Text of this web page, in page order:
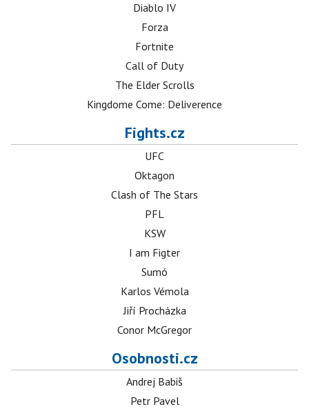
Diablo IV
Forza
Fortnite
Call of Duty
The Elder Scrolls
Kingdome Come: Deliverence
Fights.cz
UFC
Oktagon
Clash of The Stars
PFL
KSW
I am Figter
Sumó
Karlos Vémola
Jiří Procházka
Conor McGregor
Osobnosti.cz
Andrej Babiš
Petr Pavel